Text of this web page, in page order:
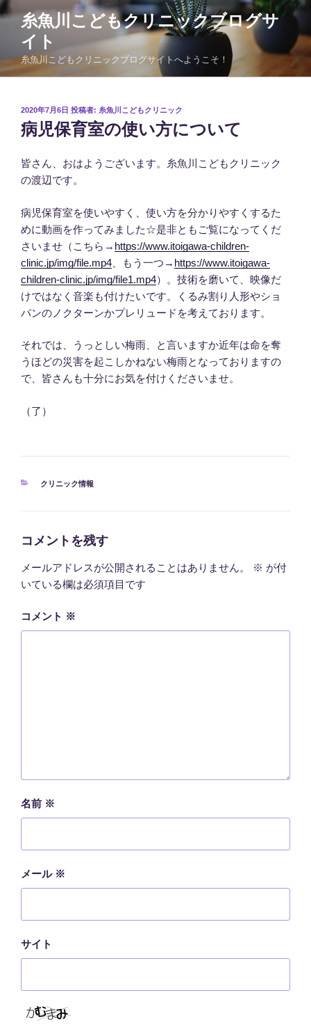
コ
ン
ツ
糸魚川こどもクリニックブログサ
イト
糸魚川こどもクリニックブログサイトへようこそ！
投
稿
日:
2020年7月6日 投稿者: 糸魚川こどもクリニック
病児保育室の使い方について
皆さん、おはようございます。糸魚川こどもクリニック
の渡辺です。
病児保育室を使いやすく、使い方を分かりやすくするた
めに動画を作ってみました☆是非ともご覧になってくだ
さいませ（こちら→ https://www.itoigawa-children-
clinic.jp/img/file.mp4 、もう一つ→ https://www.itoigawa-
children-clinic.jp/img/file1.mp4）。技術を磨いて、映像だ
けではなく音楽も付けたいです。くるみ割り人形やショ
パンのノクターンかプレリュードを考えております。
それでは、うっとしい梅雨、と言いますか近年は命を奪
うほどの災害を起こしかねない梅雨となっておりますの
で、皆さんも十分にお気を付けくださいませ。
（了）
カ
クリニック情報
コメントを残す
メールアドレスが公開されることはありません。 ※ が付
いている欄は必須項目です
コメント ※
名前 ※
メール ※
サイト